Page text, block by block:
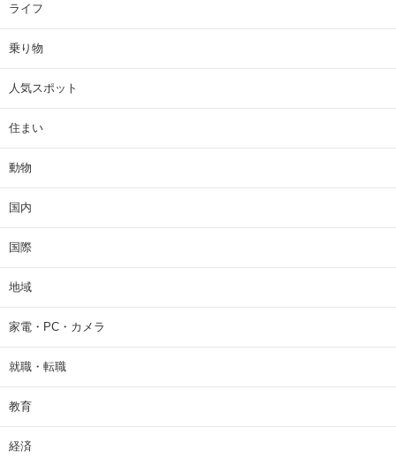
ライフ
乗り物
人気スポット
住まい
動物
国内
国際
地域
家電・PC・カメラ
就職・転職
教育
経済